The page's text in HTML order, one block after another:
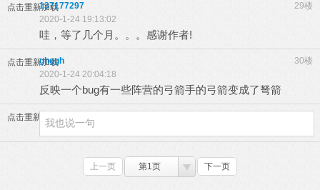
点击重新加载 29楼
137177297
2020-1-24 19:13:02
哇，等了几个月。。。感谢作者!
点击重新加载 30楼
ghggh
2020-1-24 20:04:18
反映一个bug有一些阵营的弓箭手的弓箭变成了弩箭
点击重新加载
上一页 第1页 下一页